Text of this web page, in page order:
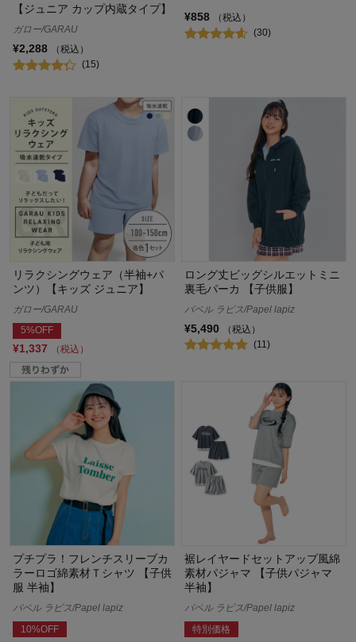
【ジュニア カップ内蔵タイプ】
ガロー/GARAU
¥2,288
（税込）
(15)
¥858
（税込）
(30)
リラクシングウェア（半袖+パ
ンツ）【キッズ ジュニア】
ガロー/GARAU
5%OFF
¥1,337 （税込）
ロング丈ビッグシルエットミニ
裏毛パーカ 【子供服】
パペル ラピス/Papel lapiz
¥5,490
（税込）
(11)
プチプラ！フレンチスリーブカ
ラーロゴ綿素材Ｔシャツ 【子供
服 半袖】
パペル ラピス/Papel lapiz
10%OFF
裾レイヤードセットアップ風綿
素材パジャマ 【子供パジャマ
半袖】
パペル ラピス/Papel lapiz
特別価格